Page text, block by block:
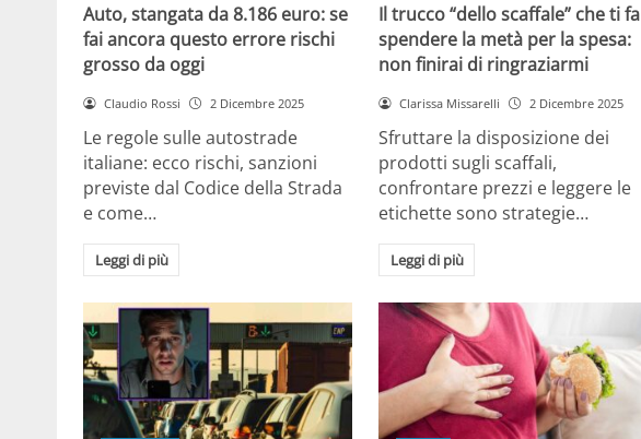
Auto, stangata da 8.186 euro: se
fai ancora questo errore rischi
grosso da oggi
Claudio Rossi 2 Dicembre 2025
Le regole sulle autostrade
italiane: ecco rischi, sanzioni
previste dal Codice della Strada
e come…
Leggi di più
Il trucco “dello scaffale” che ti fa
spendere la metà per la spesa:
non finirai di ringraziarmi
Clarissa Missarelli 2 Dicembre 2025
Sfruttare la disposizione dei
prodotti sugli scaffali,
confrontare prezzi e leggere le
etichette sono strategie…
Leggi di più